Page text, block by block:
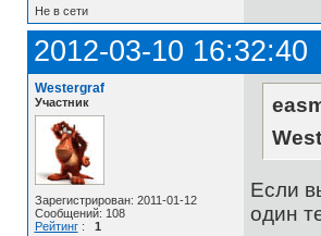
Не в сети
2012-03-10 16:32:40
Westergraf
Участник
Зарегистрирован: 2011-01-12
Сообщений: 108
Рейтинг: 1
Если
один